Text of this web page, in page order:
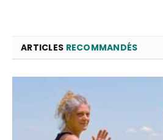
ARTICLES RECOMMANDÉS